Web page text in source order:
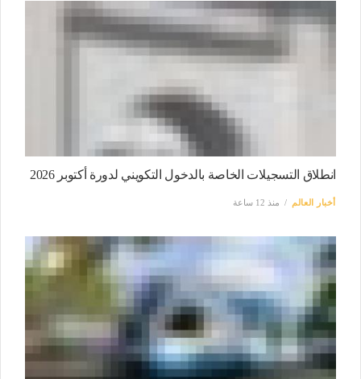
انطلاق التسجيلات الخاصة بالدخول التكويني لدورة أكتوبر 2026
أخبار العالم منذ 12 ساعة